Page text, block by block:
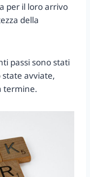
per il loro arrivo
della
passi sono stati
avviate,
termine.